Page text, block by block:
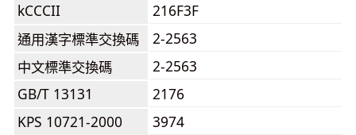
kCCCII
216F3F
通用漢字標準交換碼
2-2563
中文標準交換碼
2-2563
GB/T 13131
2176
KPS 10721-2000
3974